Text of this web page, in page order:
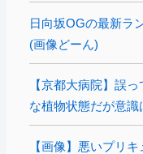
日向坂OGの最新ラ
(画像どーん)
【京都大病院】誤
な植物状態だが意
【画像】悪いプリ